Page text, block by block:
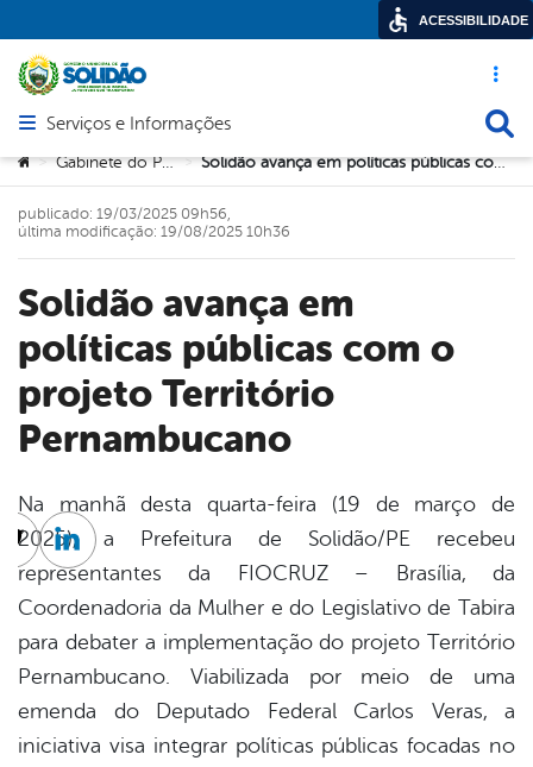
Acesso
Abrir menu principal de navegação
Serviços e Informações
Você está aqui:
> Gabinete do Prefeito > Solidão avança em políticas públicas com o projeto Território Pernambucano
Solidão avança em
políticas públicas com o
projeto Território
Pernambucano
publicado: 19/03/2025 09h56,
última modificação: 19/08/2025 10h36
Na manhã desta quarta-feira (19 de março de
2025), a Prefeitura de Solidão/PE recebeu
representantes da FIOCRUZ – Brasília, da
Coordenadoria da Mulher e do Legislativo de Tabira
para debater a implementação do projeto Território
Pernambucano. Viabilizada por meio de uma
emenda do Deputado Federal Carlos Veras, a
iniciativa visa integrar políticas públicas focadas no
TwitterLinkedin
ACESSIBILIDADE